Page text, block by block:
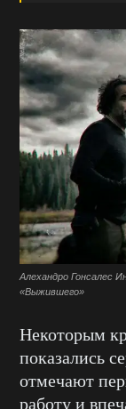
Алехандро Гонсалес
«Выжившего»
Некоторым
показались
отмечают
работу и